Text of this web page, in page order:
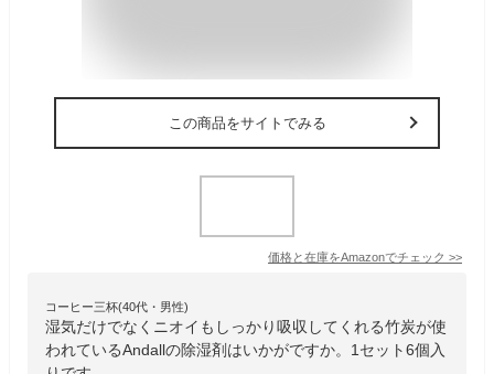
この商品をサイトでみる
価格と在庫をAmazonでチェック >>
コーヒー三杯(40代・男性)
湿気だけでなくニオイもしっかり吸収してくれる竹炭が使
われているAndallの除湿剤はいかがですか。1セット6個入